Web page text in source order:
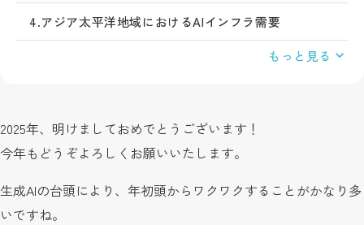
4.アジア太平洋地域におけるAIインフラ需要
もっと見る
2025年、明けましておめでとうございます！
今年もどうぞよろしくお願いいたします。
生成AIの台頭により、年初頭からワクワクすることがかなり多
いですね。